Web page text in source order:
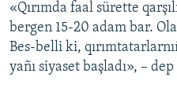
«Qırımda faal sürette
bergen 15-20 adam bar.
Bes-belli ki,
yañı siyaset başladı», –